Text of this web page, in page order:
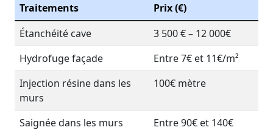
Traitements
Prix (€)
Étanchéité cave
3 500 € – 12 000€
Hydrofuge façade
Entre 7€ et 11€/m²
Injection résine dans les
murs
100€ mètre
Saignée dans les murs
Entre 90€ et 140€